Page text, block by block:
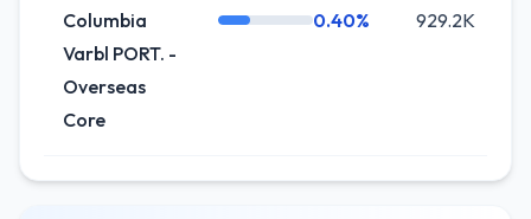
Columbia
Varbl PORT. -
Overseas
Core
0.40% 929.2K